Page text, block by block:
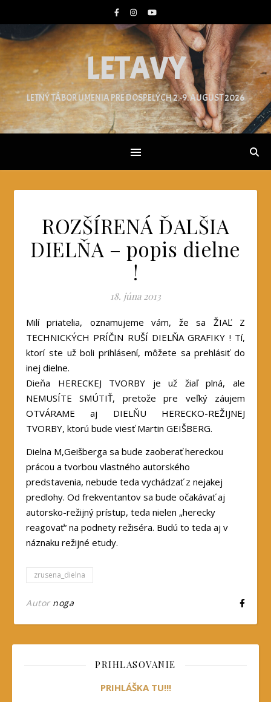
LETAVY
LETNÝ TÁBOR UMENIA PRE DOSPELÝCH 2.-9. AUGUST 2026
ROZŠÍRENÁ ĎALŠIA
DIELŇA – popis dielne
!
18. júna 2013
Milí priatelia, oznamujeme vám, že sa ŽIAĽ Z
TECHNICKÝCH PRÍČIN RUŠÍ DIELŇA GRAFIKY ! Tí,
ktorí ste už boli prihlásení, môžete sa prehlásiť do
inej dielne.
Dieňa HERECKEJ TVORBY je už žiaľ plná, ale
NEMUSÍTE SMÚTIŤ, pretože pre veľký záujem
OTVÁRAME aj DIELŇU HERECKO-REŽIJNEJ
TVORBY, ktorú bude viesť Martin GEIŠBERG.
Dielna M,Geišberga sa bude zaoberať hereckou
prácou a tvorbou vlastného autorského
predstavenia, nebude teda vychádzať z nejakej
predlohy. Od frekventantov sa bude očakávať aj
autorsko-režijný prístup, teda nielen „herecky
reagovať“ na podnety režiséra. Budú to teda aj v
náznaku režijné etudy.
zrusena_dielna
Autor noga
PRIHLASOVANIE
PRIHLÁŠKA TU!!!